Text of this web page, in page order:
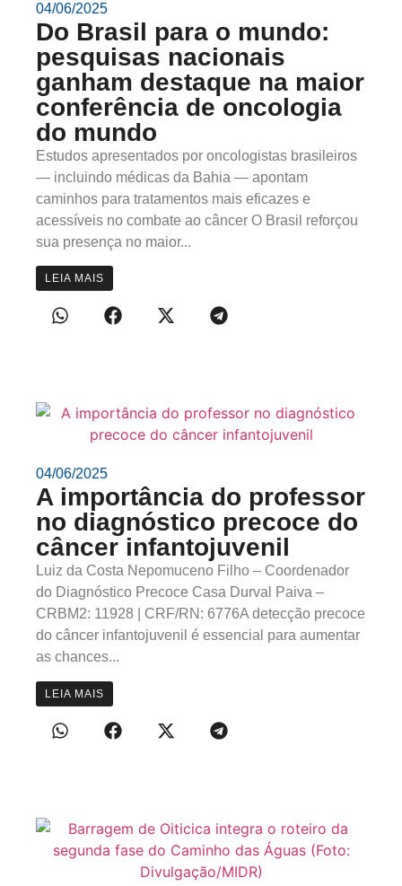
04/06/2025
Do Brasil para o mundo:
pesquisas nacionais
ganham destaque na maior
conferência de oncologia
do mundo
Estudos apresentados por oncologistas brasileiros
— incluindo médicas da Bahia — apontam
caminhos para tratamentos mais eficazes e
acessíveis no combate ao câncer O Brasil reforçou
sua presença no maior...
LEIA MAIS
04/06/2025
A importância do professor
no diagnóstico precoce do
câncer infantojuvenil
Luiz da Costa Nepomuceno Filho – Coordenador
do Diagnóstico Precoce Casa Durval Paiva –
CRBM2: 11928 | CRF/RN: 6776A detecção precoce
do câncer infantojuvenil é essencial para aumentar
as chances...
LEIA MAIS